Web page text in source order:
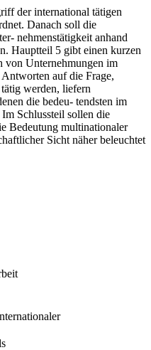
der international tätigen
Danach soll die
nehmenstätigkeit anhand
Hauptteil 5 gibt einen kurzen
von Unternehmungen im
auf die Frage,
werden, liefern
die bedeu- tendsten im
Schlussteil sollen die
Bedeutung multinationaler
Sicht näher beleuchtet